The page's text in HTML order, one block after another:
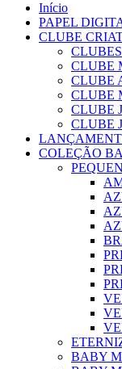
Início
PAPEL
CLUBE
CLUBE
CLUBE
CLUBE
CLUBE
CLUBE
COLEÇÃO
BABY